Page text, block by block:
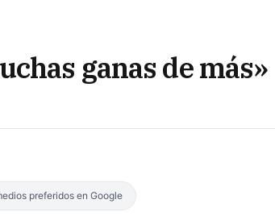
ganas de más»
preferidos en Google